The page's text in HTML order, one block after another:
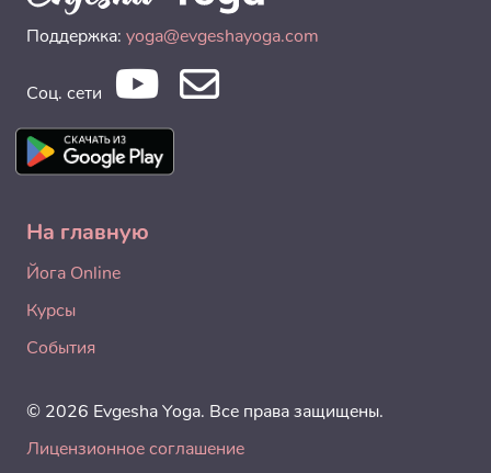
Поддержка: yoga@evgeshayoga.com
Соц. сети
На главную
Йога Online
Курсы
События
© 2026 Evgesha Yoga. Все права защищены.
Лицензионное соглашение